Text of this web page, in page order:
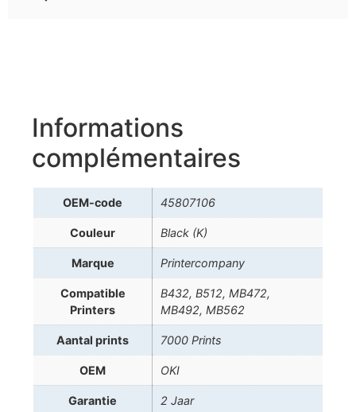
Informations
complémentaires
OEM-code 45807106
Couleur Black (K)
Marque Printercompany
Compatible
Printers
B432, B512, MB472,
MB492, MB562
Aantal prints 7000 Prints
OEM OKI
Garantie 2 Jaar